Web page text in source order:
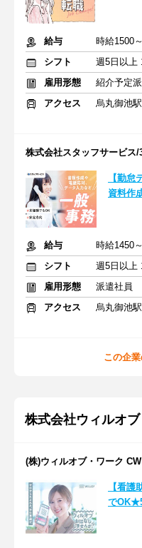
給与
時給1500
シフト
週5日以上
雇用形態
紹介予定
アクセス
烏丸御池
株式会社スタッフサービス/
【勤怠
資料作
給与
時給1450
シフト
週5日以上
雇用形態
派遣社員
アクセス
烏丸御池
この企
株式会社ウィルオ
(株)ウィルオブ・ワーク
【看
で